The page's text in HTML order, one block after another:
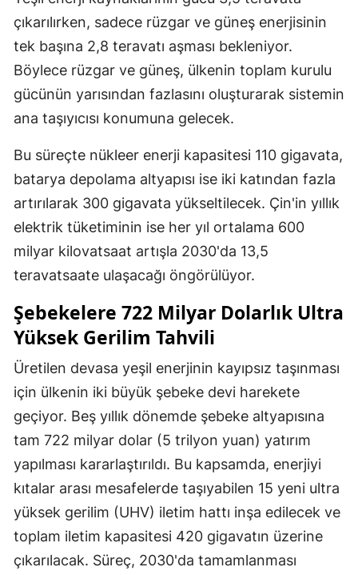
çıkarılırken, sadece rüzgar ve güneş enerjisinin
tek başına 2,8 teravatı aşması bekleniyor.
Böylece rüzgar ve güneş, ülkenin toplam kurulu
gücünün yarısından fazlasını oluşturarak sistemin
ana taşıyıcısı konumuna gelecek.
Bu süreçte nükleer enerji kapasitesi 110 gigavata,
batarya depolama altyapısı ise iki katından fazla
artırılarak 300 gigavata yükseltilecek. Çin'in yıllık
elektrik tüketiminin ise her yıl ortalama 600
milyar kilovatsaat artışla 2030'da 13,5
teravatsaate ulaşacağı öngörülüyor.
Şebekelere 722 Milyar Dolarlık Ultra
Yüksek Gerilim Tahvili
Üretilen devasa yeşil enerjinin kayıpsız taşınması
için ülkenin iki büyük şebeke devi harekete
geçiyor. Beş yıllık dönemde şebeke altyapısına
tam 722 milyar dolar (5 trilyon yuan) yatırım
yapılması kararlaştırıldı. Bu kapsamda, enerjiyi
kıtalar arası mesafelerde taşıyabilen 15 yeni ultra
yüksek gerilim (UHV) iletim hattı inşa edilecek ve
toplam iletim kapasitesi 420 gigavatın üzerine
çıkarılacak. Süreç, 2030'da tamamlanması